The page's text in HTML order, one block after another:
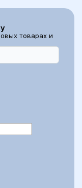
товарах и